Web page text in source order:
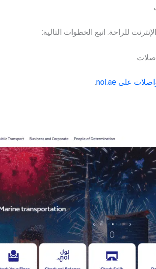
للراحة. اتبع الخطوات التالية:
على nol.ae .